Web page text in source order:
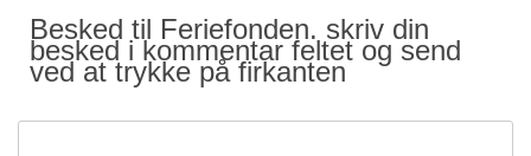
Besked til Feriefonden. skriv din
besked i kommentar feltet og send
ved at trykke på firkanten